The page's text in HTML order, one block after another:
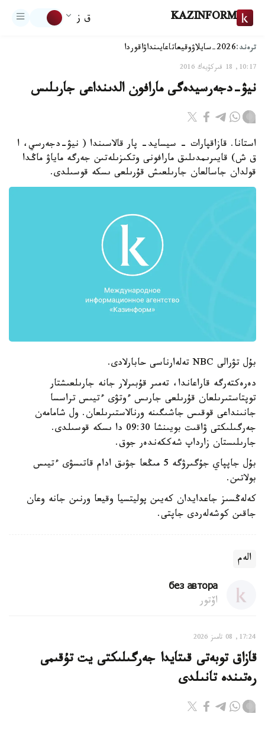
KAZINFORM ق ز
ترەند:2026-سايلاۋ وقيعاتاعايىنداۋاقوردا
10:17, 18 قىركۇيەك 2016
نيۋ-دجەرسيدەگى مارافون الدىنداعى جارىلىس
استانا. قازاقپارات - سيسايد- پار قالاسىندا ( نيۋ-دجەرسي، ا
ق ش) قايىرىمدىلىق مارافونى وتكىزىلەتىن جەرگە ماياۋ ماڭدا
قولدان جاسالعان جارىلعىش قۇرىلعى ىسكە قوسىلدى.
بۇل تۋرالى NBC تەلەارناسى حابارلادى.
دەرەكتەرگە قاراعاندا، تەمىر قۇبىرلار جانە جارىلعىشتار
توپتاستىرىلعان قۇرىلعى جارىس ءوتۋى ءتيىس تراسسا
جانىنداعى قوقىس جاشىگىنە ورنالاستىرىلعان. ول شامامەن
جەرگىلىكتى ۋاقىت بويىنشا 09:30 دا ىسكە قوسىلدى.
جارىلىستان زارداپ شەككەندەر جوق.
بۇل جاپپاي جۇگىرۋگە 5 مىڭعا جۋىق ادام قاتىسۋى ءتيىس
بولاتىن.
كەلەڭسىز جاعدايدان كەيىن پوليتسيا وقيعا ورنىن جانە وعان
جاقىن كوشەلەردى جاپتى.
الەم
без автора
اۆتور
17:24, 08 تامىز 2026
قازاق توبەتى قىتايدا جەرگىلىكتى يت تۇقىمى
رەتىندە تانىلدى